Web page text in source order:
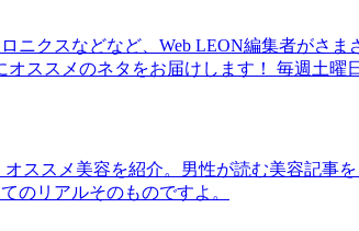
クスなどなど、Web LEON編集者がさ
ススメのネタをお届けします！ 毎週土曜
ススメ美容を紹介。男性が読む美容記事
のリアルそのものですよ。